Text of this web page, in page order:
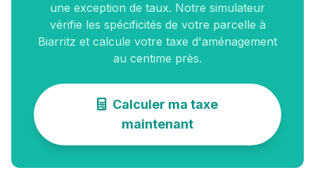
une exception de taux. Notre simulateur
vérifie les spécificités de votre parcelle à
Biarritz et calcule votre taxe d'aménagement
au centime près.
Calculer ma taxe
maintenant